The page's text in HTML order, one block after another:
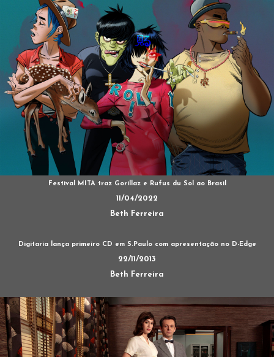
Festival MITA traz Gorillaz e Rufus du Sol ao Brasil
11/04/2022
Beth Ferreira
Digitaria lança primeiro CD em S.Paulo com apresentação no D-Edge
22/11/2013
Beth Ferreira